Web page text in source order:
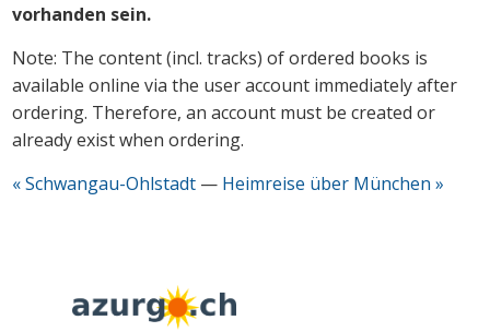
vorhanden sein.
Note: The content (incl. tracks) of ordered books is
available online via the user account immediately after
ordering. Therefore, an account must be created or
already exist when ordering.
« Schwangau-Ohlstadt — Heimreise über München »